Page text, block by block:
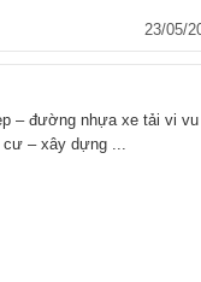
23/05/
– đường nhựa xe tải vi vu
cư – xây dựng ...